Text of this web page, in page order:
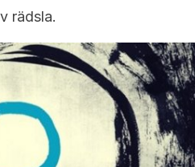
rädsla.